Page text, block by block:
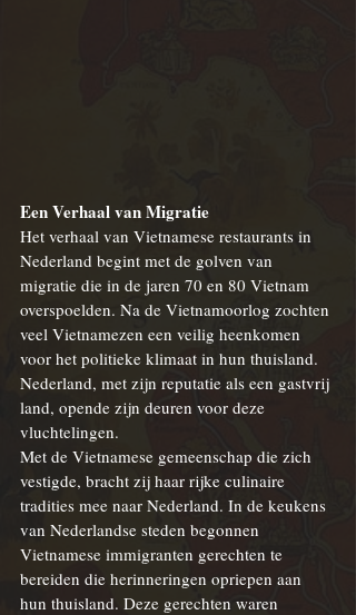
Een Verhaal van Migratie
Het verhaal van Vietnamese restaurants in
Nederland begint met de golven van
migratie die in de jaren 70 en 80 Vietnam
overspoelden. Na de Vietnamoorlog zochten
veel Vietnamezen een veilig heenkomen
voor het politieke klimaat in hun thuisland.
Nederland, met zijn reputatie als een gastvrij
land, opende zijn deuren voor deze
vluchtelingen.
Met de Vietnamese gemeenschap die zich
vestigde, bracht zij haar rijke culinaire
tradities mee naar Nederland. In de keukens
van Nederlandse steden begonnen
Vietnamese immigranten gerechten te
bereiden die herinneringen opriepen aan
hun thuisland. Deze gerechten waren